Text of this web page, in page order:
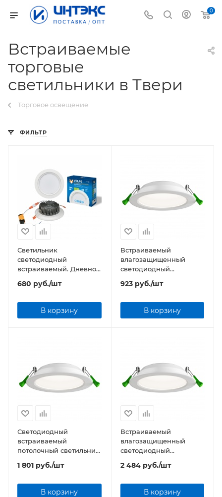
0
Встраиваемые
торговые
светильники в Твери
Торговое освещение
ФИЛЬТР
Светильник
светодиодный
встраиваемый. Дневной
свет. Корпус белый с
серебристой полосой
680 руб./шт
В корзину
Встраиваемый
влагозащищенный
светодиодный
светильник Geniled
Сейлинг 10W
923руб./шт
В корзину
Светодиодный
встраиваемый
потолочный светильник
Geniled Сейлинг 20W
1 801 руб./шт
В корзину
Встраиваемый
влагозащищенный
светодиодный
светильник Geniled
Сейлинг 30W
2 484руб./шт
В корзину